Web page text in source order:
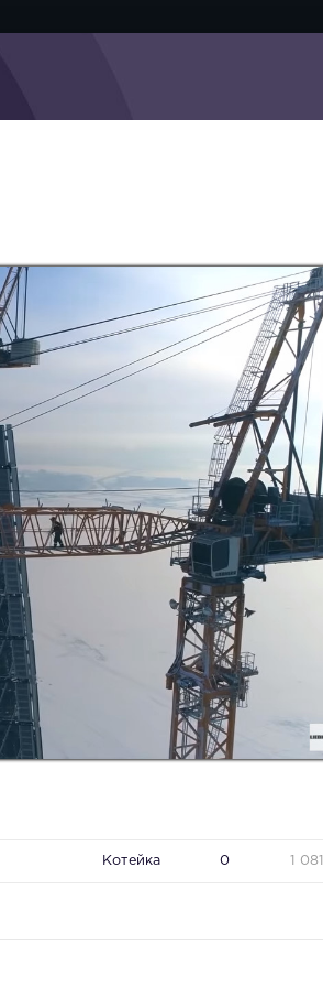
Котейка 0 1